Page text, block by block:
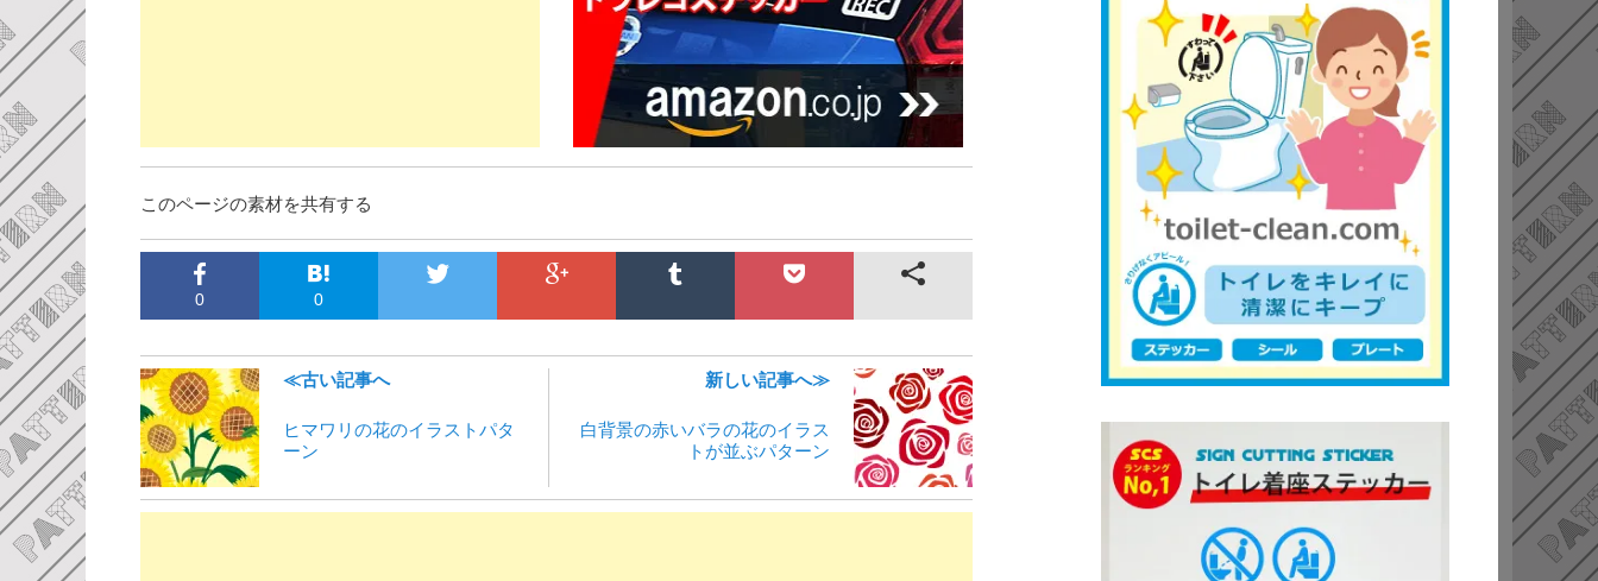
このページの素材を共有する
0 0
≪古い記事へ
ヒマワリの花のイラストパタ
ーン
新しい記事へ≫
白背景の赤いバラの花のイラス
トが並ぶパターン